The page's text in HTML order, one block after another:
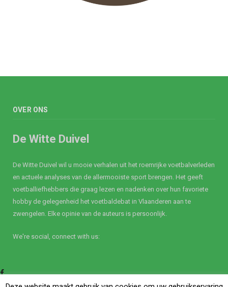
OVER ONS
De Witte Duivel
De Witte Duivel wil u mooie verhalen uit het roemrijke voetbalverleden
en actuele analyses van de allermooiste sport brengen. Het geeft
voetballiefhebbers die graag lezen en nadenken over hun favoriete
hobby de gelegenheid het voetbaldebat in Vlaanderen aan te
zwengelen. Elke opinie van de auteurs is persoonlijk.
We're social, connect with us:
Facebook
Twitter